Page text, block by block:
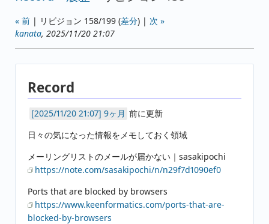
« 前 | リビジョン 158/199 (差分) | 次 »
kanata, 2025/11/20 21:07
Record
9ヶ月 前に更新
日々の気になった情報をメモしておく領域
メーリングリストのメールが届かない｜sasakipochi
https://note.com/sasakipochi/n/n29f7d1090ef0
Ports that are blocked by browsers
https://www.keenformatics.com/ports-that-are-
blocked-by-browsers